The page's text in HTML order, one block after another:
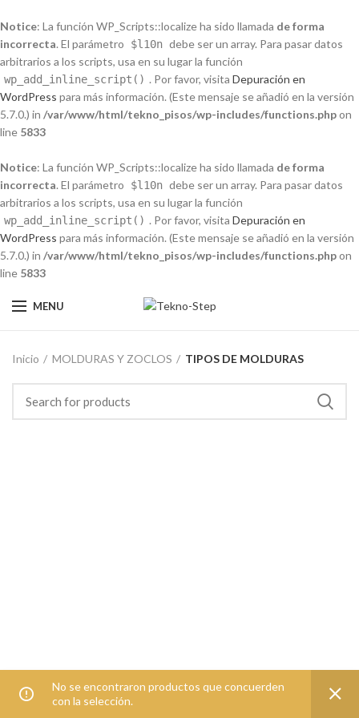
Notice: La función WP_Scripts::localize ha sido llamada de forma
incorrecta. El parámetro $l10n debe ser un array. Para pasar datos
arbitrarios a los scripts, usa en su lugar la función
wp_add_inline_script() . Por favor, visita Depuración en
WordPress para más información. (Este mensaje se añadió en la versión
5.7.0.) in /var/www/html/tekno_pisos/wp-includes/functions.phpon
line 5833
Notice: La función WP_Scripts::localize ha sido llamada de forma
incorrecta. El parámetro $l10n debe ser un array. Para pasar datos
arbitrarios a los scripts, usa en su lugar la función
wp_add_inline_script() . Por favor, visita Depuración en
WordPress para más información. (Este mensaje se añadió en la versión
5.7.0.) in /var/www/html/tekno_pisos/wp-includes/functions.phpon
line 5833
MENU
Inicio MOLDURAS Y ZOCLOS TIPOS DE MOLDURAS
No se encontraron productos que concuerden
con la selección.